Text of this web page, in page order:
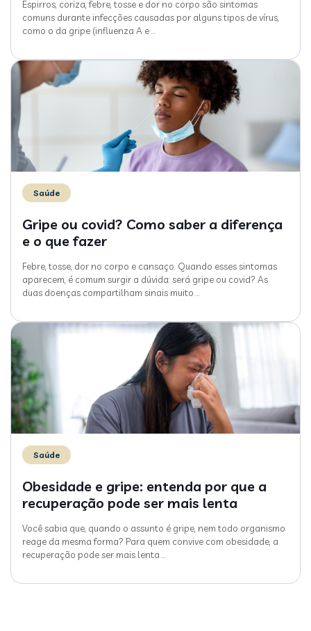
Espirros, coriza, febre, tosse e dor no corpo são sintomas
comuns durante infecções causadas por alguns tipos de vírus,
como o da gripe (influenza A e…
Saúde
Gripe ou covid? Como saber a diferença
e o que fazer
Febre, tosse, dor no corpo e cansaço. Quando esses sintomas
aparecem, é comum surgir a dúvida: será gripe ou covid? As
duas doenças compartilham sinais muito …
Saúde
Obesidade e gripe: entenda por que a
recuperação pode ser mais lenta
Você sabia que, quando o assunto é gripe, nem todo organismo
reage da mesma forma? Para quem convive com obesidade, a
recuperação pode ser mais lenta …